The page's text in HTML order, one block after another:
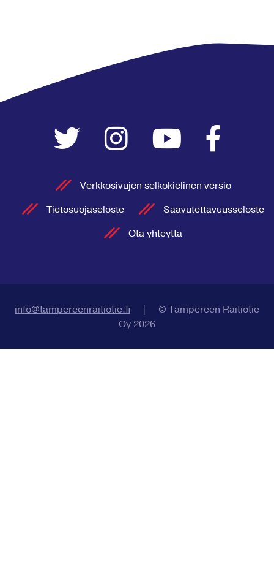
Verkkosivujen selkokielinen versio
Tietosuojaseloste
Saavutettavuusseloste
Ota yhteyttä
info@tampereenraitiotie.fi
© Tampereen Raitiotie
Oy 2026